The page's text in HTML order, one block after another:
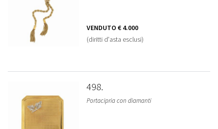
VENDUTO € 4.000
(diritti d'asta esclusi)
498
Portacipria con diamanti